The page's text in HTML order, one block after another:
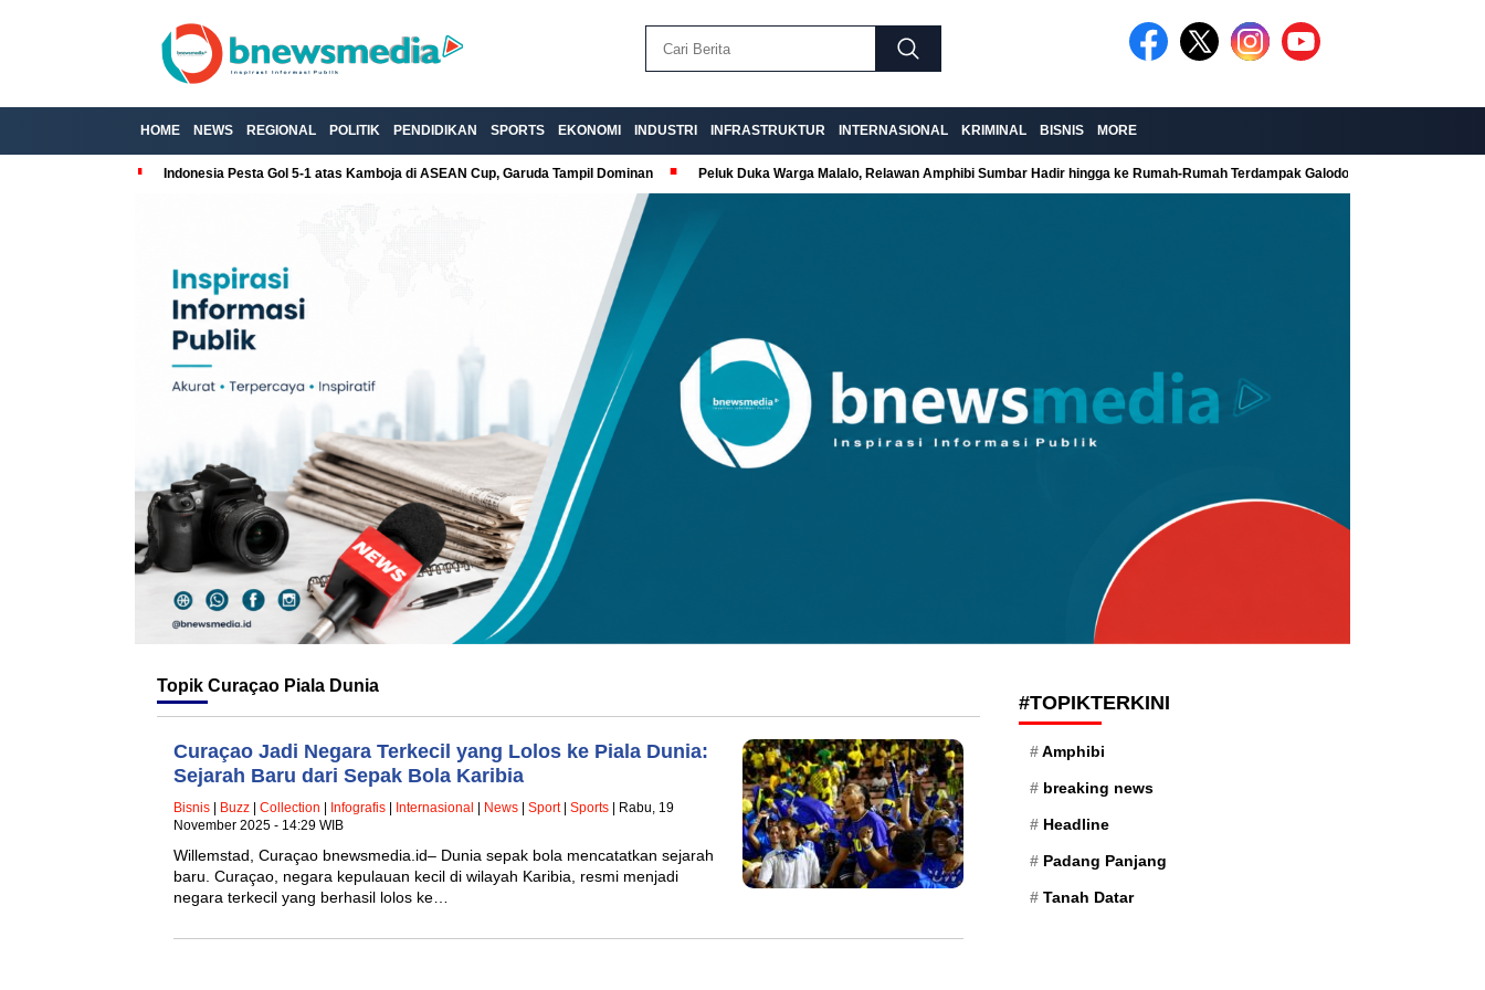
HOME NEWS REGIONAL POLITIK PENDIDIKAN SPORTS EKONOMI INDUSTRI INFRASTRUKTUR INTERNASIONAL KRIMINAL BISNIS MORE
Indonesia Pesta Gol 5-1 atas Kamboja di ASEAN Cup, Garuda Tampil Dominan Peluk Duka Warga Malalo, Relawan Amphibi Sumbar Hadir hingga ke Rumah-Rumah Terdampak Galodo
Topik Curaçao Piala Dunia
Curaçao Jadi Negara Terkecil yang Lolos ke Piala Dunia:
Sejarah Baru dari Sepak Bola Karibia
Bisnis Buzz Collection Infografis Internasional News Sport| Sports | Rabu, 19
November 2025 - 14:29 WIB
Willemstad, Curaçao bnewsmedia.id– Dunia sepak bola mencatatkan sejarah
baru. Curaçao, negara kepulauan kecil di wilayah Karibia, resmi menjadi
negara terkecil yang berhasil lolos ke…
#TOPIKTERKINI
Amphibi
breaking news
Headline
Padang Panjang
Tanah Datar